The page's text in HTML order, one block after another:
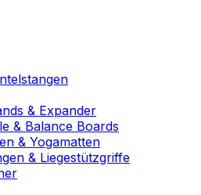
& Expander
& Balance Boards
& Yogamatten
& Liegestützgriffe